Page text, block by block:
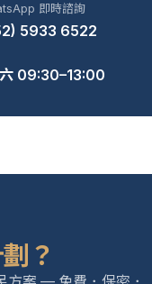
即時諮詢
5933 6522
09:30–13:00
？